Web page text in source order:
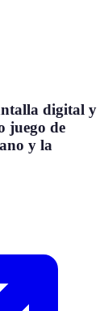
digital y
juego de
y la